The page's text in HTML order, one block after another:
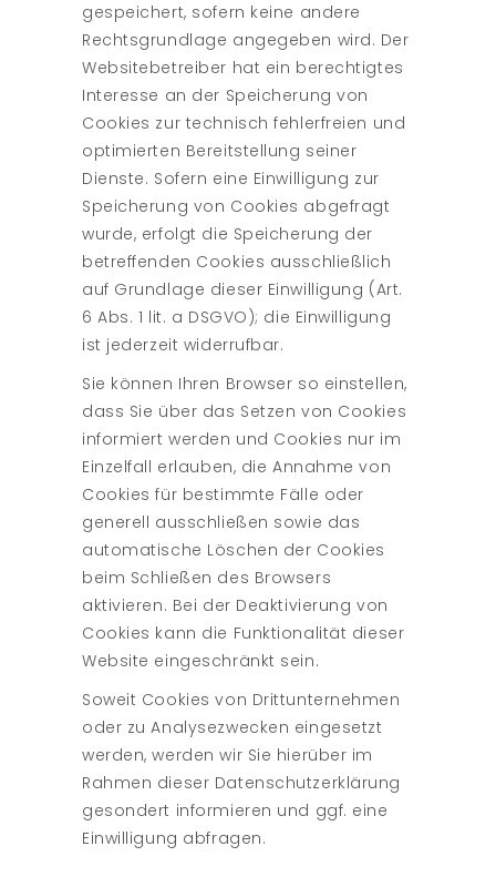
gespeichert, sofern keine andere
Rechtsgrundlage angegeben wird. Der
Websitebetreiber hat ein berechtigtes
Interesse an der Speicherung von
Cookies zur technisch fehlerfreien und
optimierten Bereitstellung seiner
Dienste. Sofern eine Einwilligung zur
Speicherung von Cookies abgefragt
wurde, erfolgt die Speicherung der
betreffenden Cookies ausschließlich
auf Grundlage dieser Einwilligung (Art.
6 Abs. 1 lit. a DSGVO); die Einwilligung
ist jederzeit widerrufbar.
Sie können Ihren Browser so einstellen,
dass Sie über das Setzen von Cookies
informiert werden und Cookies nur im
Einzelfall erlauben, die Annahme von
Cookies für bestimmte Fälle oder
generell ausschließen sowie das
automatische Löschen der Cookies
beim Schließen des Browsers
aktivieren. Bei der Deaktivierung von
Cookies kann die Funktionalität dieser
Website eingeschränkt sein.
Soweit Cookies von Drittunternehmen
oder zu Analysezwecken eingesetzt
werden, werden wir Sie hierüber im
Rahmen dieser Datenschutzerklärung
gesondert informieren und ggf. eine
Einwilligung abfragen.